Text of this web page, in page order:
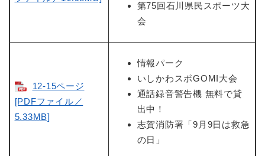
第75回石川県民スポーツ大
会
12-15ページ
[PDFファイル／
5.33MB]
情報パーク
いしかわスポGOMI大会
通話録音警告機 無料で貸
出中！
志賀消防署「9月9日は救急
の日」